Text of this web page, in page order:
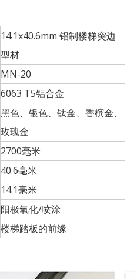
14.1x40.6mm 铝制楼梯突边
型材
MN-20
6063 T5铝合金
黑色、银色、钛金、香槟金、
玫瑰金
2700毫米
40.6毫米
14.1毫米
阳极氧化/喷涂
楼梯踏板的前缘